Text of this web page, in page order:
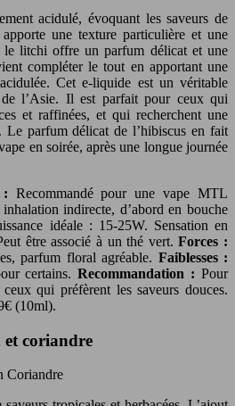
acidulé, évoquant les saveurs de
une texture particulière et une
le litchi offre un parfum délicat et une
compléter le tout en apportant une
Cet e-liquide est un véritable
l’Asie. Il est parfait pour ceux qui
et raffinées, et qui recherchent une
Le parfum délicat de l’hibiscus en fait
en soirée, après une longue journée
: Recommandé pour une vape MTL
indirecte, d’abord en bouche
idéale : 15-25W. Sensation en
être associé à un thé vert.Forces :
parfum floral agréable. Faiblesses :
certains.Recommandation :Pour
qui préfèrent les saveurs douces.
(10ml).
et coriandre